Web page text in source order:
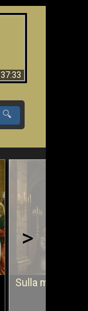
37:33
🔍
Sulla morte di
>